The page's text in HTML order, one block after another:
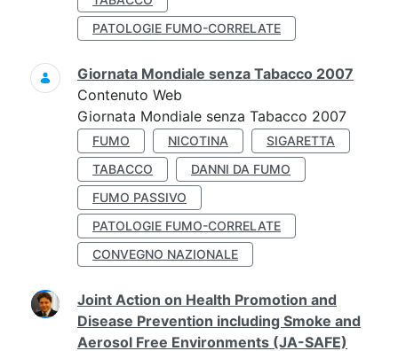
PATOLOGIE FUMO-CORRELATE
Giornata Mondiale senza Tabacco 2007
Contenuto Web
Giornata Mondiale senza Tabacco 2007
FUMO NICOTINA
SIGARETTA
TABACCO
DANNI DA FUMO
FUMO PASSIVO
PATOLOGIE FUMO-CORRELATE
CONVEGNO NAZIONALE
Joint Action on Health Promotion and
Disease Prevention including Smoke and
Aerosol Free Environments (JA-SAFE)